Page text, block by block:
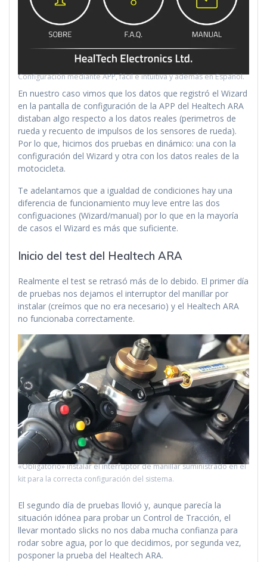
Configuración mediante APP, fácil e intuitiva y además en Español.
En nuestro caso vimos que los datos que registró el Wizard
en la pantalla de configuración de la APP del Healtech ARA
distaban algo respecto a los datos reales (perimetros de
rueda y recuento de impulsos de los sensores de rueda).
Por lo que, hicimos dos pruebas en dinámico: una con la
configuración del Wizard y otra con los datos reales de la
motocicleta.
Te adelantamos que a igualdad de condiciones hay una
diferencia de funcionamiento muy leve entre las dos
configuaciones (Wizard/manual) por lo que en la mayoría
de casos el Wizard es más que suficiente.
Inicio del test del Healtech ARA
Realmente el test se retrasó más de lo debido. El primer día
de pruebas nos dejamos el interruptor del manillar por
instalar (creímos que no era necesario) y el Healtech ARA
no funcionaba correctamente.
«Obligatorio» instalar el interruptor de manillar suministrado en el
kit para la correcta configuración del sistema.
El segundo día de pruebas llovió y, aunque parecía la
situación idónea para probar un Control de Tracción, el
llevar montado slicks no nos daba mucha confianza para
rodar sobre agua, por lo que decidimos, por segunda vez,
posponer la prueba del Healtech ARA.